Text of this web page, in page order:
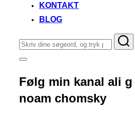
KONTAKT
BLOG
Søg
efter:
Slå
i
sidekolonne
Følg min kanal ali
noam chomsky